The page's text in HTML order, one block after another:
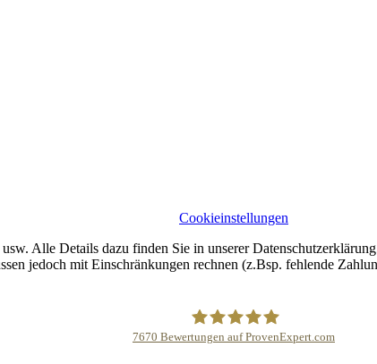
Cookieinstellungen
Alle Details dazu finden Sie in unserer
jedoch mit Einschränkungen rechnen (z.Bsp. fehlende
7670 Bewertungen auf ProvenExpert.com